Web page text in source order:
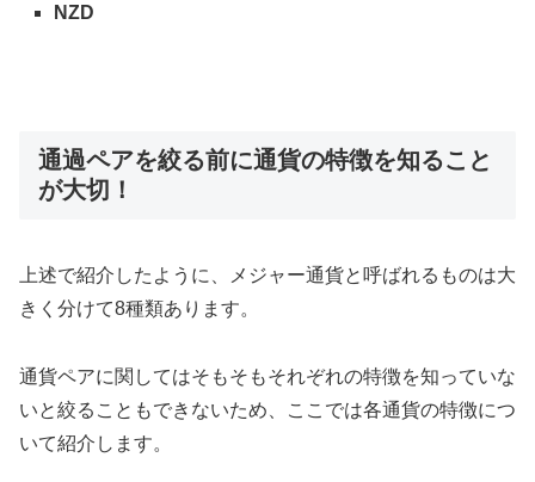
NZD
通過ペアを絞る前に通貨の特徴を知ること
が大切！
上述で紹介したように、メジャー通貨と呼ばれるものは大
きく分けて8種類あります。
通貨ペアに関してはそもそもそれぞれの特徴を知っていな
いと絞ることもできないため、ここでは各通貨の特徴につ
いて紹介します。